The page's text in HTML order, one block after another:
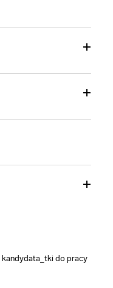
kandydata_tki do pracy